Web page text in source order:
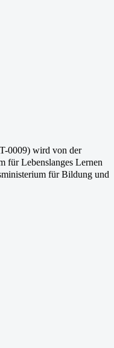
0009) wird von der
fürLebenslanges Lernen
für Bildung und